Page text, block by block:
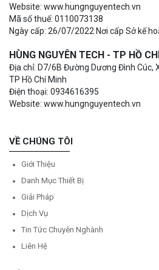
Website: www.hungnguyentech.vn
Mã số thuế: 0110073138
Ngày cấp: 26/07/2022 Nơi cấp Sở kế
HÙNG NGUYÊN TECH - TP HỒ
Địa chỉ: D7/6B Đường Dương Đình Cúc,
TP Hồ Chí Minh
Điện thoại: 0934616395
Website: www.hungnguyentech.vn
VỀ CHÚNG TÔI
Giới Thiệu
Danh Mục Thiết Bị
Giải Pháp
Dịch Vụ
Tin Tức Chuyên Nghành
Liên Hệ